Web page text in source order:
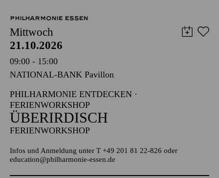
PHILHARMONIE ESSEN
Mittwoch
21.10.2026
09:00 - 15:00
NATIONAL-BANK Pavillon
PHILHARMONIE ENTDECKEN ·
FERIENWORKSHOP
ÜBERIRDISCH
FERIENWORKSHOP
Infos und Anmeldung unter T +49 201 81 22-826 oder
education@philharmonie-essen.de